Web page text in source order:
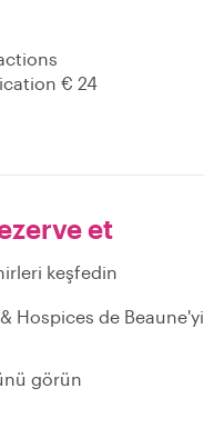
€ 24
et
keşfedin
Hospices de Beaune'yi
görün